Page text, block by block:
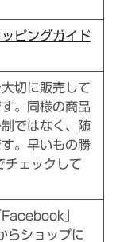
ピングガイド
切に販売して
。同様の商品
ではなく、随
。早いもの勝
チェックして
」
らショップに